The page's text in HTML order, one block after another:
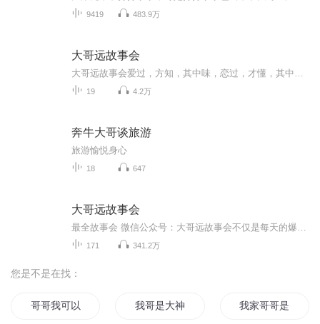
9419 483.9万
大哥远故事会
19 4.2万
奔牛大哥谈旅游
旅游愉悦身心
18 647
大哥远故事会
171 341.2万
您是不是在找：
哥哥我可以爱你吗 我哥是大神 我家哥哥是神仙